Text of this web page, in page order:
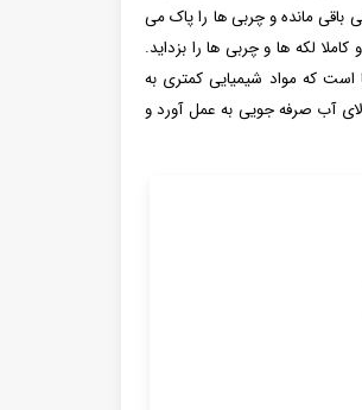
باقی مانده و چربی ها را پاک می
لکه ها و چربی ها را بزداید.
است که مواد شیمیایی کمتری به
آب صرفه جویی به عمل آورد و